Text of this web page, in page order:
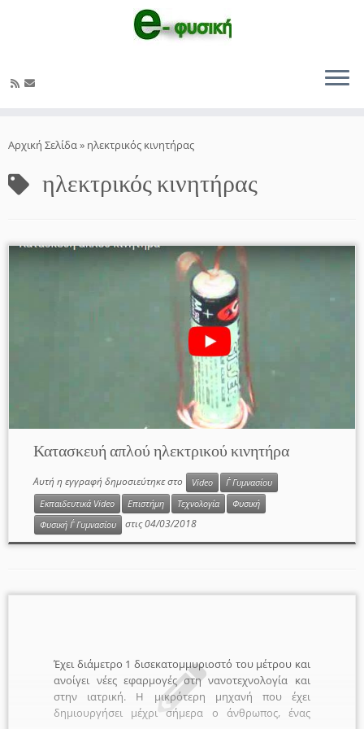
στο
Αρχική Σελίδα» ηλεκτρικός κινητήρας
ηλεκτρικός κινητήρας
Κατασκευή απλού ηλεκτρικού κινητήρα
Αυτή η εγγραφή δημοσιεύτηκε στο Video
Γ΄ Γυμνασίου
Εκπαιδευτικά Video
Επιστήμη Τεχνολογία
Φυσική
Φυσική Γ΄ Γυμνασίου
στις04/03/2018
Έχει διάμετρο 1 δισεκατομμυριοστό του μέτρου και
ανοίγει νέες εφαρμογές στη νανοτεχνολογία και
στην ιατρική. Η μικρότερη μηχανή που έχει
δημιουργήσει μέχρι σήμερα ο άνθρωπος, ένας